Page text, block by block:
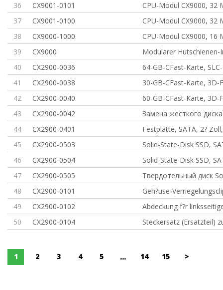
36
CX9001-0101
CPU-Modul CX9000, 32
37
CX9001-0100
CPU-Modul CX9000, 32
38
CX9000-1000
CPU-Modul CX9000, 16
39
CX9000
Modularer Hutschienen-
40
CX2900-0036
64-GB-CFast-Karte,
41
CX2900-0038
30-GB-CFast-Karte, 3D-
42
CX2900-0040
60-GB-CFast-Karte, 3D-
43
CX2900-0042
Замена жесткого
44
CX2900-0401
Festplatte, SATA, 2?
45
CX2900-0503
Solid-State-Disk SSD,
46
CX2900-0504
Solid-State-Disk SSD,
47
CX2900-0505
Твердотельный диск
48
CX2900-0101
Geh?use-
49
CX2900-0102
Abdeckung f?r
50
CX2900-0104 Steckersatz (Ersatzteil)
1 2 3 4 5 ... 14 15 >